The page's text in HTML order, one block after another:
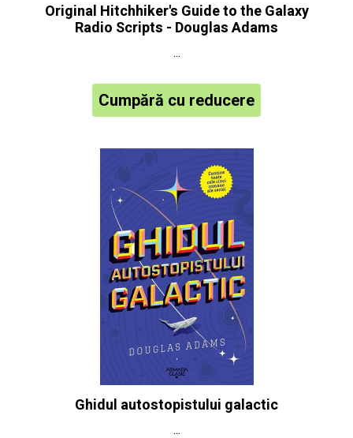
Original Hitchhiker's Guide to the Galaxy
Radio Scripts - Douglas Adams
...
Cumpără cu reducere
Ghidul autostopistului galactic
...